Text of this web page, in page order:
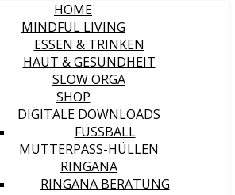
HOME
MINDFUL LIVING
ESSEN & TRINKEN
HAUT & GESUNDHEIT
SLOW ORGA
SHOP
DIGITALE DOWNLOADS
FUSSBALL
MUTTERPASS-HÜLLEN
RINGANA
RINGANA BERATUNG